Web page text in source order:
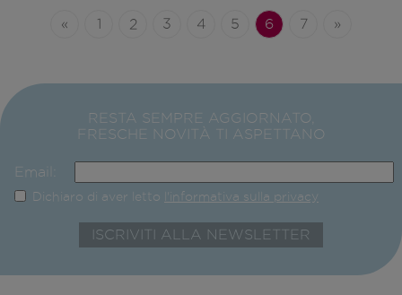
« 1 2 3 4 5 6 7 »
RESTA SEMPRE AGGIORNATO,
FRESCHE NOVITÀ TI ASPETTANO
Email:
Dichiaro di aver letto l'informativa sulla privacy